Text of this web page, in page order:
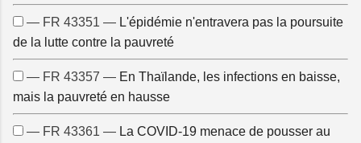
— FR 43351 — L'épidémie n'entravera pas la poursuite
de la lutte contre la pauvreté
— FR 43357 — En Thaïlande, les infections en baisse,
mais la pauvreté en hausse
— FR 43361 — La COVID-19 menace de pousser au